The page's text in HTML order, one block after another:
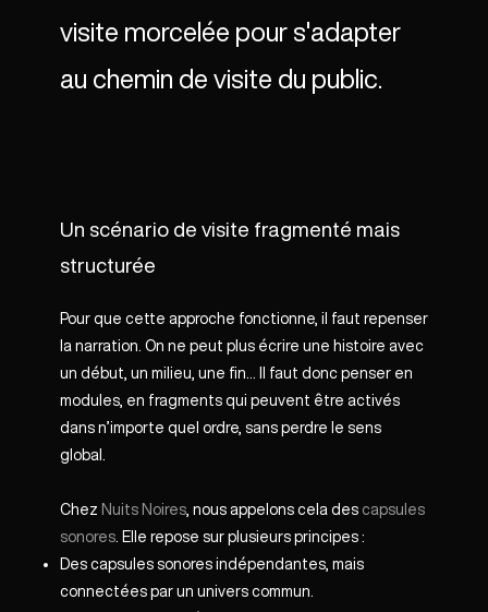
visite morcelée pour s'adapter
au chemin de visite du public.
Un scénario de visite fragmenté mais
structurée
Pour que cette approche fonctionne, il faut repenser
la narration. On ne peut plus écrire une histoire avec
un début, un milieu, une fin… Il faut donc penser en
modules, en fragments qui peuvent être activés
dans n’importe quel ordre, sans perdre le sens
global.
Chez Nuits Noires, nous appelons cela des capsules
sonores. Elle repose sur plusieurs principes :
Des capsules sonores indépendantes, mais
connectées par un univers commun.